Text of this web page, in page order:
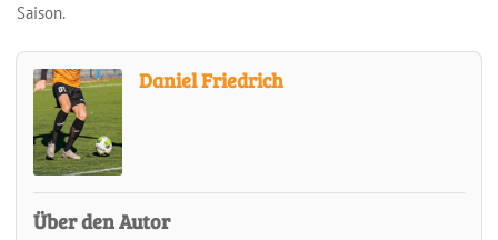
Saison.
Daniel Friedrich
Über den Autor